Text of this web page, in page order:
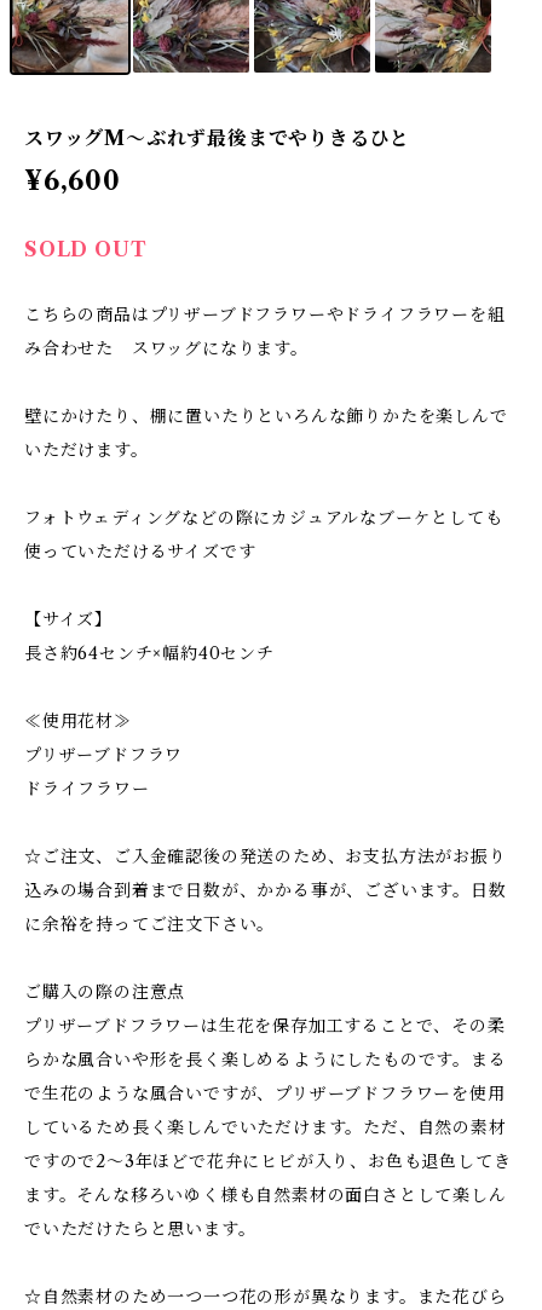
スワッグM〜ぶれず最後までやりきるひと
¥6,600
SOLD OUT
こちらの商品はプリザーブドフラワーやドライフラワーを組
み合わせた スワッグになります。
壁にかけたり、棚に置いたりといろんな飾りかたを楽しんで
いただけます。
フォトウェディングなどの際にカジュアルなブーケとしても
使っていただけるサイズです
【サイズ】
長さ約64センチ×幅約40センチ
≪使用花材≫
プリザーブドフラワ
ドライフラワー
☆ご注文、ご入金確認後の発送のため、お支払方法がお振り
込みの場合到着まで日数が、かかる事が、ございます。日数
に余裕を持ってご注文下さい。
ご購入の際の注意点
プリザーブドフラワーは生花を保存加工することで、その柔
らかな風合いや形を長く楽しめるようにしたものです。まる
で生花のような風合いですが、プリザーブドフラワーを使用
しているため長く楽しんでいただけます。ただ、自然の素材
ですので2～3年ほどで花弁にヒビが入り、お色も退色してき
ます。そんな移ろいゆく様も自然素材の面白さとして楽しん
でいただけたらと思います。
☆自然素材のため一つ一つ花の形が異なります。また花びら